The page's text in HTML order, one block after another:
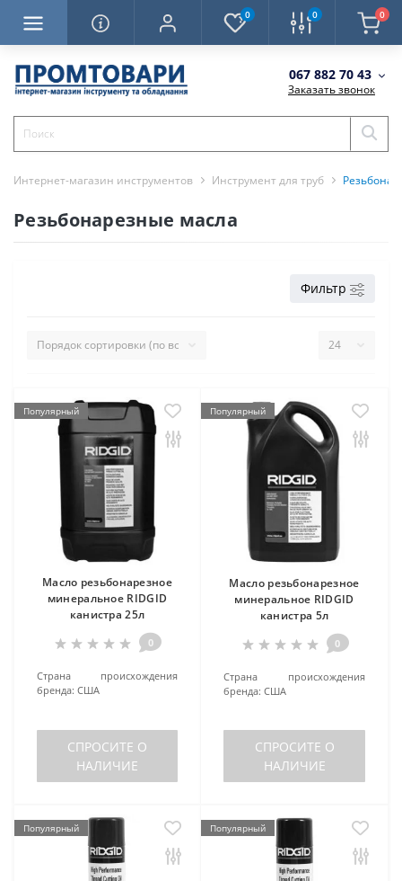
0 0 0
067 882 70 43
Заказать звонок
Интернет-магазин инструментов Инструмент для труб
Резьбонарезные масла
Фильтр
Популярный
Масло резьбонарезное
минеральное RIDGID
канистра 25л
0
Страна происхождения
бренда: США
СПРОСИТЕ О
НАЛИЧИЕ
Популярный
Масло резьбонарезное
минеральное RIDGID
канистра 5л
0
Страна происхождения
бренда: США
СПРОСИТЕ О
НАЛИЧИЕ
Популярный Популярный